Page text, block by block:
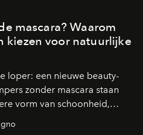
mascara? Waarom
kiezen voor natuurlijke
loper: een nieuwe beauty-
zonder mascara staan
vorm van schoonheid,
is dan een overvloed